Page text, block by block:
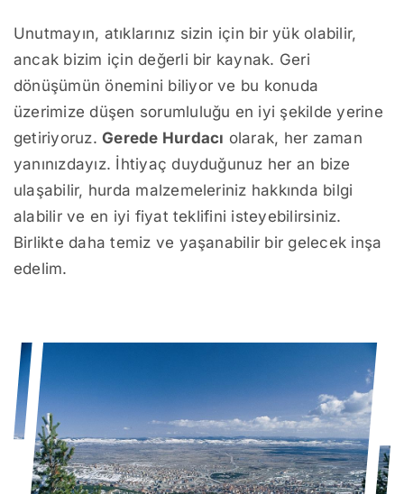
Unutmayın, atıklarınız sizin için bir yük olabilir,
ancak bizim için değerli bir kaynak. Geri
dönüşümün önemini biliyor ve bu konuda
üzerimize düşen sorumluluğu en iyi şekilde yerine
getiriyoruz.Gerede Hurdacı olarak, her zaman
yanınızdayız. İhtiyaç duyduğunuz her an bize
ulaşabilir, hurda malzemeleriniz hakkında bilgi
alabilir ve en iyi fiyat teklifini isteyebilirsiniz.
Birlikte daha temiz ve yaşanabilir bir gelecek inşa
edelim.